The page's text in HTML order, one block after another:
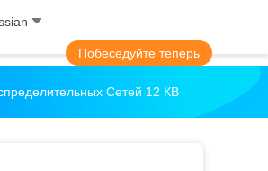
Побеседуйте теперь
Сетей 12 КВ